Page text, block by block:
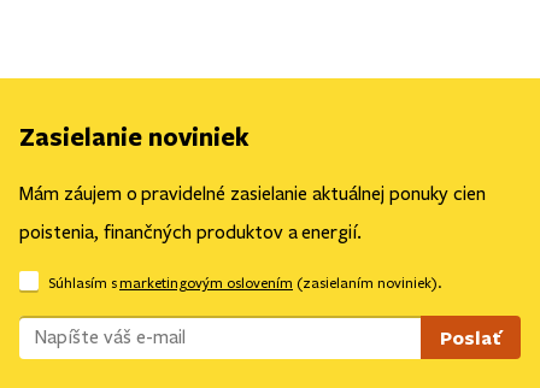
Zasielanie noviniek
Mám záujem o pravidelné zasielanie aktuálnej ponuky cien
poistenia, finančných produktov a energií.
Súhlasím smarketingovým oslovením (zasielaním noviniek).